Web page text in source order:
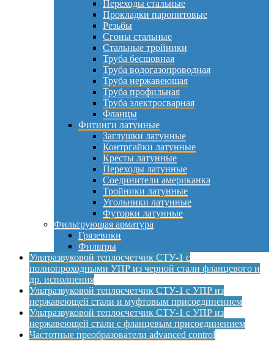
Переходы стальные
Прокладки паронитовые
Резьбы
Сгоны стальные
Стальные тройники
Труба бесшовная
Труба водогазопроводная
Труба нержавеющая
Труба профильная
Труба электросварная
Фланцы
Фитинги латунные
Заглушки латунные
Контргайки латунные
Кресты латунные
Переходы латунные
Соединители американка
Тройники латунные
Угольники латунные
Футорки латунные
Фильтрующая арматура
Грязевики
Фильтры
Ультразвуковой теплосчетчик СТУ-1 с
полнопроходными УПР из черной стали фланцевого и
др. исполнения
Ультразвуковой теплосчетчик СТУ-1 с УПР из
нержавеющей стали и муфтовым присоединением
Ультразвуковой теплосчетчик СТУ-1 с УПР из
нержавеющей стали с фланцевым присоединением
Частотные преобразователи advanced control